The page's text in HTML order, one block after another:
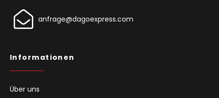
anfrage@dagoexpress.com
Informationen
Über uns